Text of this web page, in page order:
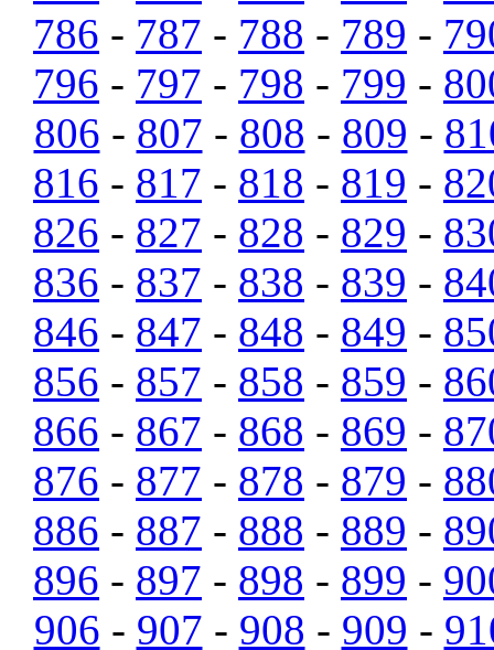
786 - 787 - 788 - 789 -
796 - 797 - 798 - 799 -
806 - 807 - 808 - 809 -
816 - 817 - 818 - 819 -
826 - 827 - 828 - 829 -
836 - 837 - 838 - 839 -
846 - 847 - 848 - 849 -
856 - 857 - 858 - 859 -
866 - 867 - 868 - 869 -
876 - 877 - 878 - 879 -
886 - 887 - 888 - 889 -
896 - 897 - 898 - 899 -
906 - 907 - 908 - 909 -